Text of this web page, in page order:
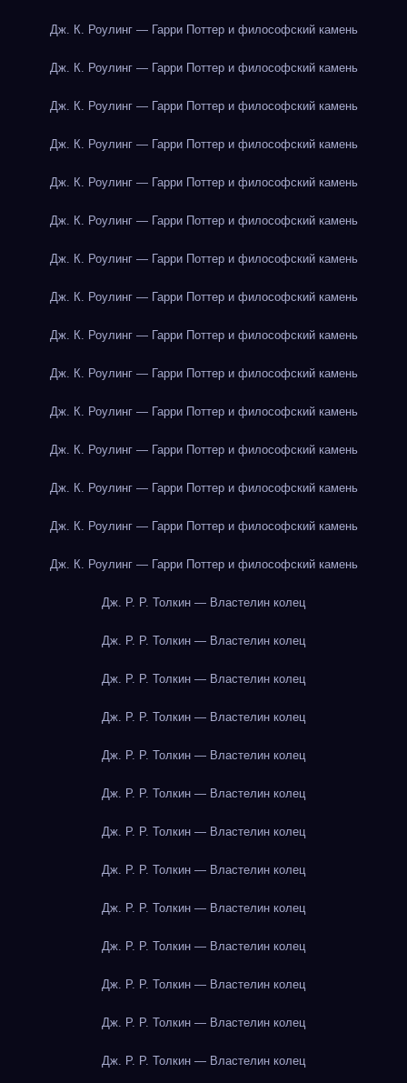
Дж. К. Роулинг — Гарри Поттер и философский камень
Дж. К. Роулинг — Гарри Поттер и философский камень
Дж. К. Роулинг — Гарри Поттер и философский камень
Дж. К. Роулинг — Гарри Поттер и философский камень
Дж. К. Роулинг — Гарри Поттер и философский камень
Дж. К. Роулинг — Гарри Поттер и философский камень
Дж. К. Роулинг — Гарри Поттер и философский камень
Дж. К. Роулинг — Гарри Поттер и философский камень
Дж. К. Роулинг — Гарри Поттер и философский камень
Дж. К. Роулинг — Гарри Поттер и философский камень
Дж. К. Роулинг — Гарри Поттер и философский камень
Дж. К. Роулинг — Гарри Поттер и философский камень
Дж. К. Роулинг — Гарри Поттер и философский камень
Дж. К. Роулинг — Гарри Поттер и философский камень
Дж. К. Роулинг — Гарри Поттер и философский камень
Дж. Р. Р. Толкин — Властелин колец
Дж. Р. Р. Толкин — Властелин колец
Дж. Р. Р. Толкин — Властелин колец
Дж. Р. Р. Толкин — Властелин колец
Дж. Р. Р. Толкин — Властелин колец
Дж. Р. Р. Толкин — Властелин колец
Дж. Р. Р. Толкин — Властелин колец
Дж. Р. Р. Толкин — Властелин колец
Дж. Р. Р. Толкин — Властелин колец
Дж. Р. Р. Толкин — Властелин колец
Дж. Р. Р. Толкин — Властелин колец
Дж. Р. Р. Толкин — Властелин колец
Дж. Р. Р. Толкин — Властелин колец